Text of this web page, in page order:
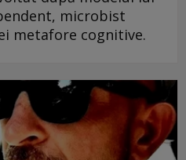
microbist
metafore cognitive.